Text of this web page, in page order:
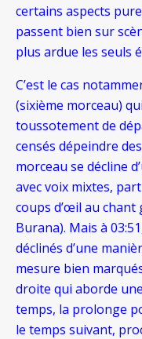
certains aspects
passent bien sur
plus ardue les seuls
C’est le cas
(sixième morceau)
toussotement de
censés dépeindre
morceau se décline
avec voix mixtes,
coups d’œil au
Burana). Mais à
déclinés d’une
mesure bien
droite qui aborde
temps, la prolonge
le temps suivant,